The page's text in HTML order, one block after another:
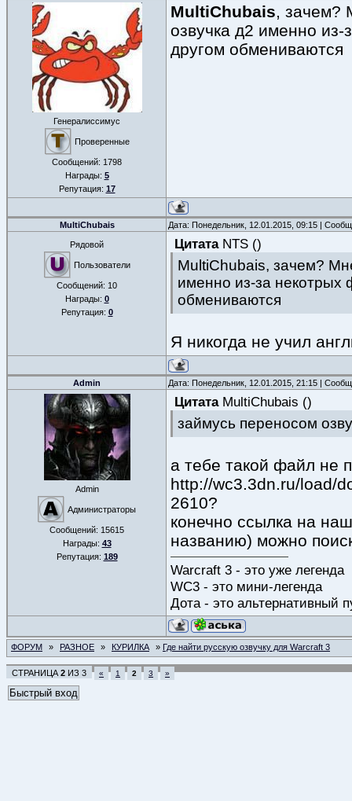
Генералиссимус
Проверенные
Сообщений: 1798
Награды: 5
Репутация: 17
MultiChubais, зачем?
озвучка д2 именно
другом обмениваются
MultiChubais Дата: Понедельник, 12.01.2015, 09:15 |
Рядовой
Пользователи
Сообщений: 10
Награды: 0
Репутация: 0
Цитата NTS ()
MultiChubais, зачем?
именно из-за некотрых
обмениваются
Я никогда не учил
Admin Дата: Понедельник, 12.01.2015, 21:15 |
Admin
Администраторы
Сообщений: 15615
Награды: 43
Репутация: 189
Цитата MultiChubais ()
займусь переносом
а тебе такой файл не
http://wc3.3dn.ru/load/
2610?
конечно ссылка на
названию) можно
Warcraft 3 - это уже легенда
WC3 - это мини-легенда
Дота - это альтернативный
ФОРУМ » РАЗНОЕ » КУРИЛКА » Где найти русскую озвучку для Warcraft 3
СТРАНИЦА 2 ИЗ 3 « 1 2 3 »